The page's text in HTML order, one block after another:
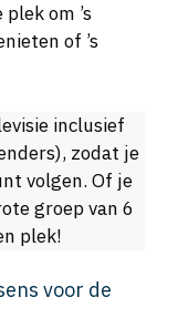
om ’s
of ’s
inclusief
zodat je
volgen. Of je
groep van 6
plek!
voor de